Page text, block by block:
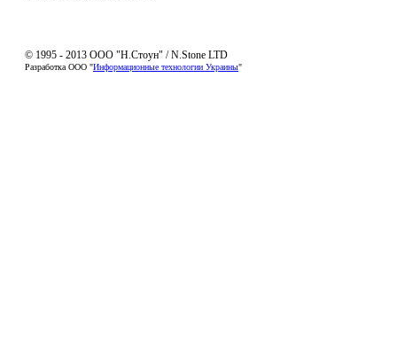
© 1995 - 2013 ООО "Н.Стоун" / N.Stone LTD
Разработка ООО "Информационные технологии Украины"